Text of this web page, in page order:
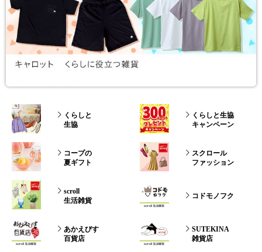
くらしと
生協
くらしと生協
キャンペーン
コープの
夏ギフト
スクロール
ファッション
scroll
生活雑貨
コドモノフク
あかえびす
百貨店
SUTEKINA
雑貨店